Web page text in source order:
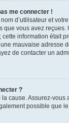
me connecter !
d’utilisateur et
que vous avez
information était
mauvaise adresse
de contacter un
?
cause. Assurez-
possible que